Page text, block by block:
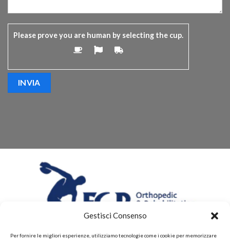
Gestisci Consenso
Per fornire le migliori esperienze, utilizziamo tecnologie come i cookie per memorizzare
Please prove you are human by selecting the cup.